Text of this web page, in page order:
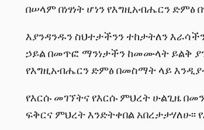
በሠላም በነፃነት ሆነን የእግዚአብሔርን ድምፅ
እያንዳንዱን ስህተታችንን ተከታትለን
ኃይል በመጥፎ ማንነታችን ከመሙላት ይልቅ
የእግዚአብሔርን ድምፅ በመስማት ላይ
የእርሱ መገኘትና የእርሱ ምህረት ሁልጊዜ
ፍቅርና ምህረት እንድትቀበል